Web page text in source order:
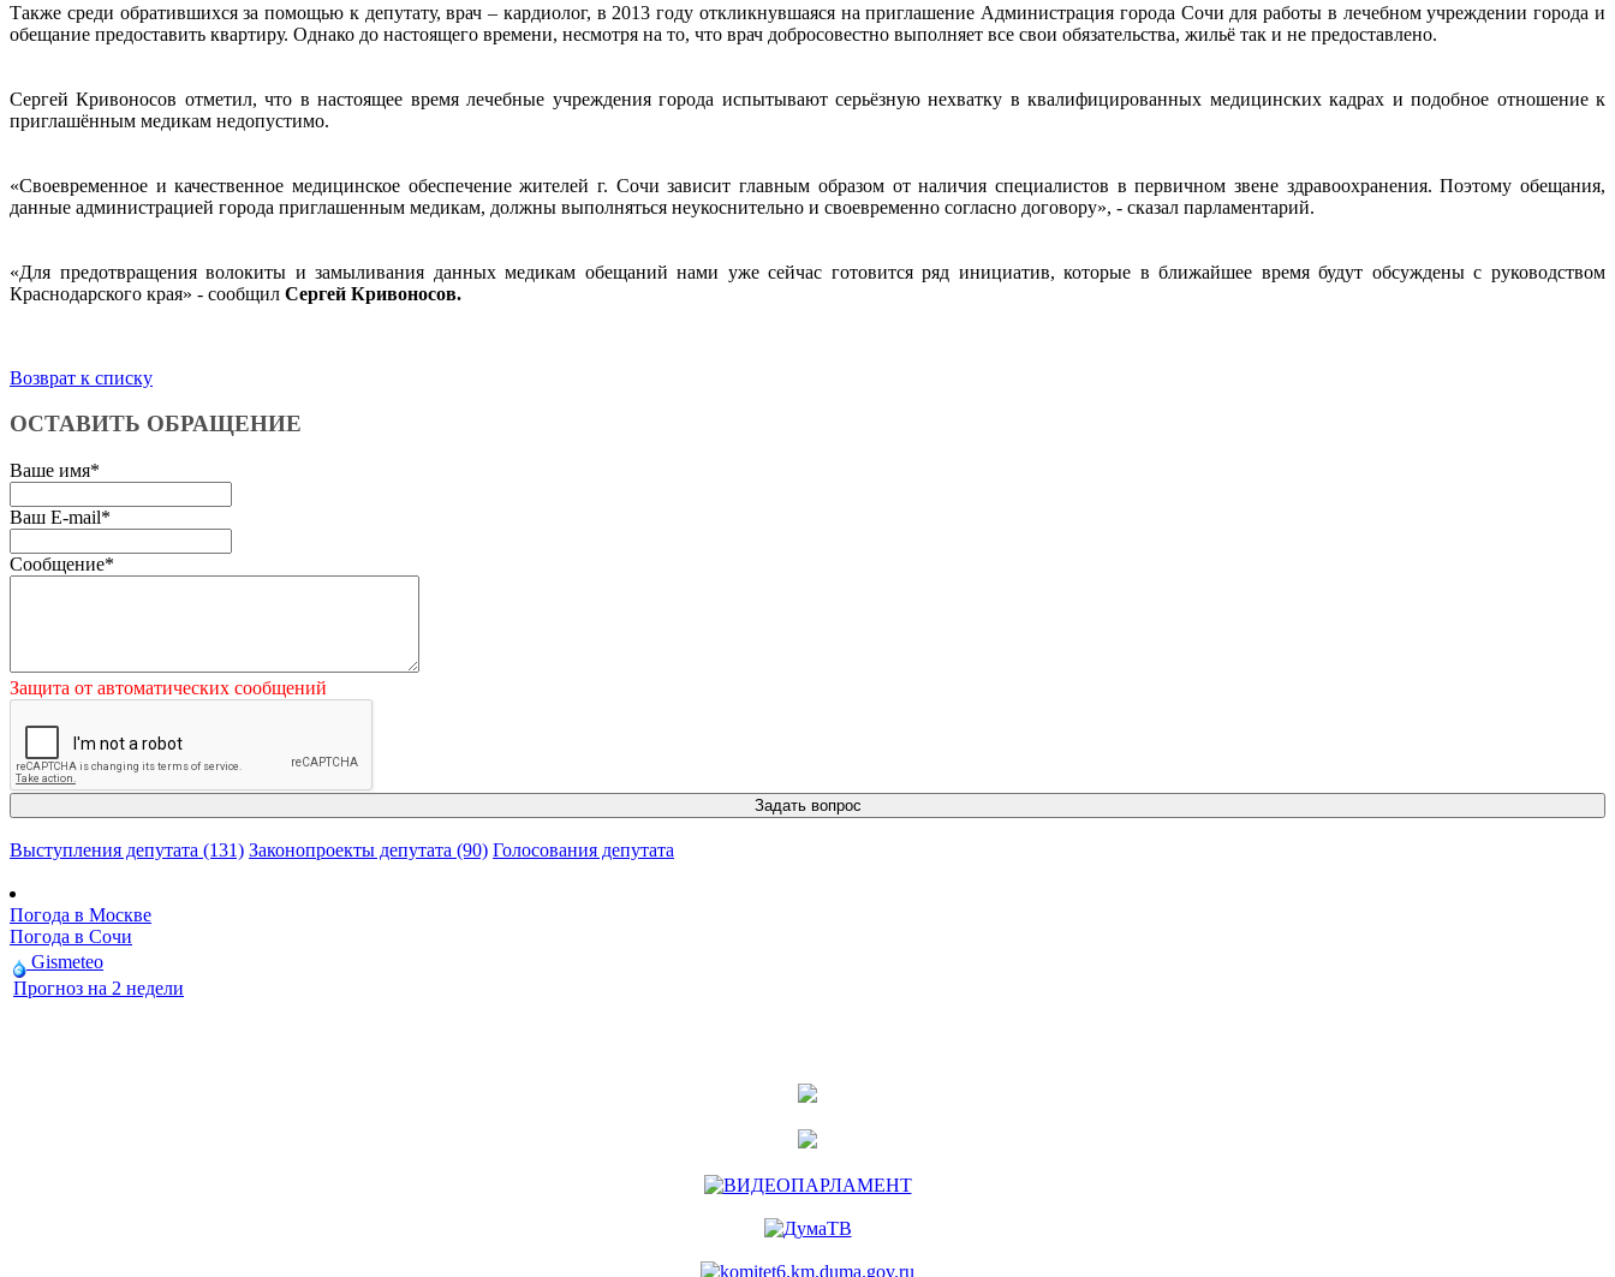
Также среди обратившихся за помощью к депутату, врач – кардиолог, в 2013 году откликнувшаяся на приглашение Администрация города Сочи для работы в лечебном учреждении города и
обещание предоставить квартиру. Однако до настоящего времени, несмотря на то, что врач добросовестно выполняет все свои обязательства, жильё так и не предоставлено.
Сергей Кривоносов отметил, что в настоящее время лечебные учреждения города испытывают серьёзную нехватку в квалифицированных медицинских кадрах и подобное отношение к
приглашённым медикам недопустимо.
«Своевременное и качественное медицинское обеспечение жителей г. Сочи зависит главным образом от наличия специалистов в первичном звене здравоохранения. Поэтому обещания,
данные администрацией города приглашенным медикам, должны выполняться неукоснительно и своевременно согласно договору», - сказал парламентарий.
«Для предотвращения волокиты и замыливания данных медикам обещаний нами уже сейчас готовится ряд инициатив, которые в ближайшее время будут обсуждены с руководством
Краснодарского края» - сообщил Сергей Кривоносов.
Возврат к списку
ОСТАВИТЬ ОБРАЩЕНИЕ
Ваше имя*
Ваш E-mail*
Сообщение*
Защита от автоматических сообщений
Выступления депутата (131) Законопроекты депутата (90) Голосования депутата
Погода в Москве
Погода в Сочи
Gismeteo
Прогноз на 2 недели